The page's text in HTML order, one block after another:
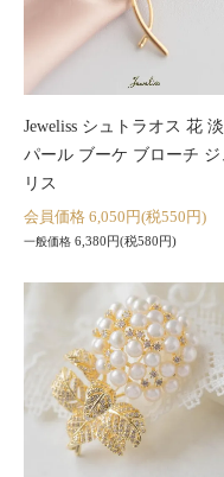
Jeweliss シュトラオス 花
パール ブーケ ブローチ ジ
リス
会員価格 6,050円(税550円)
一般価格 6,380円(税580円)